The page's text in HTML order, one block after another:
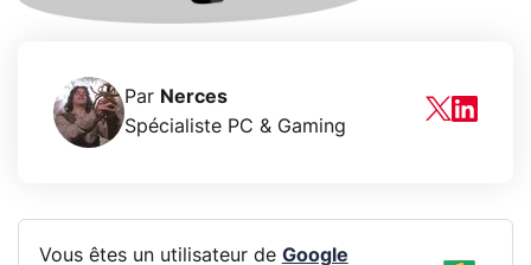
Par Nerces
Spécialiste PC & Gaming
Vous êtes un utilisateur de Google